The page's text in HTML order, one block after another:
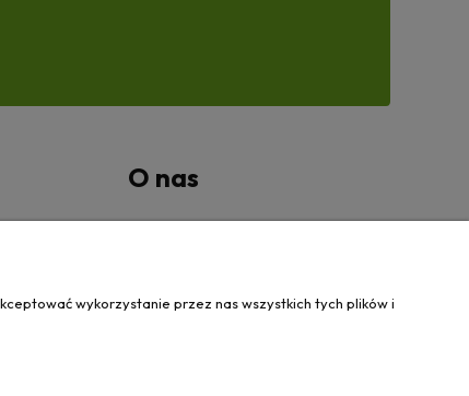
O nas
wykorzystanie przez nas wszystkich tych plików i